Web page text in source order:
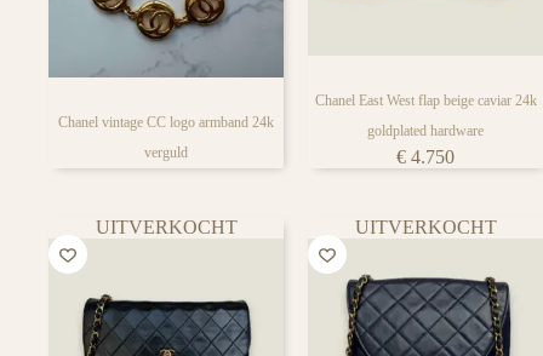
Chanel vintage CC logo armband 24k
verguld
Chanel East West flap beige caviar 24k
goldplated hardware
€ 4.750
UITVERKOCHT UITVERKOCHT